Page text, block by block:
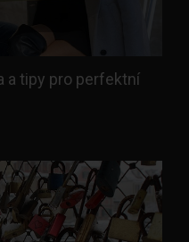
a tipy pro perfektní